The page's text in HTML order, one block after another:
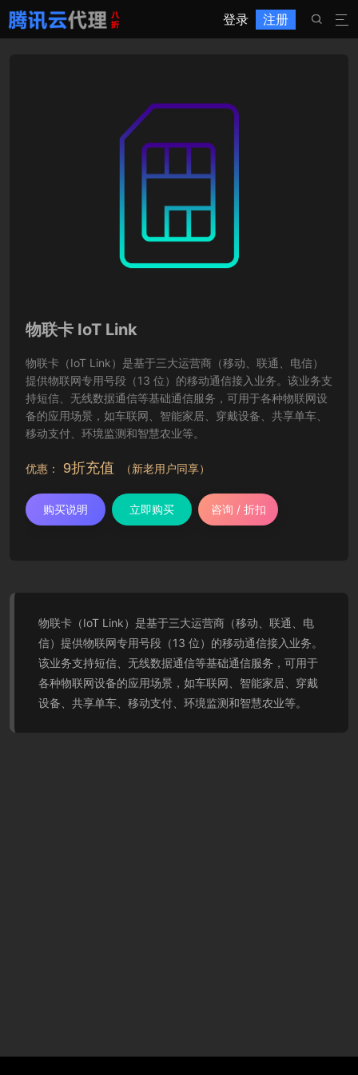
登录 注册 

物联卡 IoT Link
物联卡（IoT Link）是基于三大运营商（移动、联通、电信）
提供物联网专用号段（13 位）的移动通信接入业务。该业务支
持短信、无线数据通信等基础通信服务，可用于各种物联网设
备的应用场景，如车联网、智能家居、穿戴设备、共享单车、
移动支付、环境监测和智慧农业等。
优惠： 9折充值 （新老用户同享）
购买说明 立即购买 咨询 / 折扣
物联卡（IoT Link）是基于三大运营商（移动、联通、电
信）提供物联网专用号段（13 位）的移动通信接入业务。
该业务支持短信、无线数据通信等基础通信服务，可用于
各种物联网设备的应用场景，如车联网、智能家居、穿戴
设备、共享单车、移动支付、环境监测和智慧农业等。